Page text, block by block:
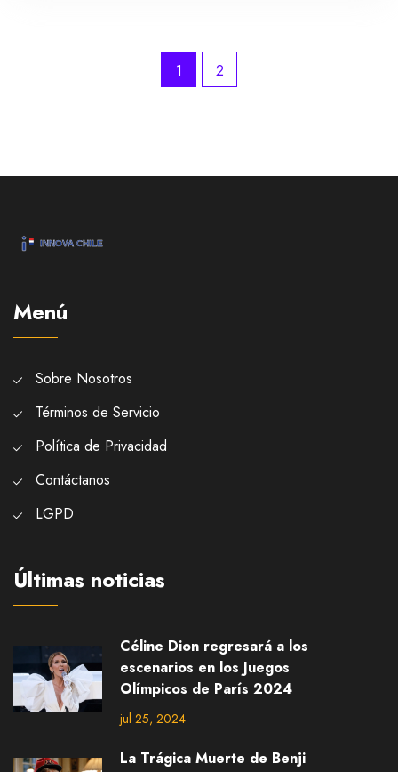
1 2
Menú
Sobre Nosotros
Términos de Servicio
Política de Privacidad
Contáctanos
LGPD
Últimas noticias
Céline Dion regresará a los
escenarios en los Juegos
Olímpicos de París 2024
jul 25, 2024
La Trágica Muerte de Benji